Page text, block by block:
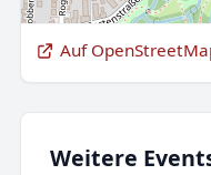
Auf
Weitere